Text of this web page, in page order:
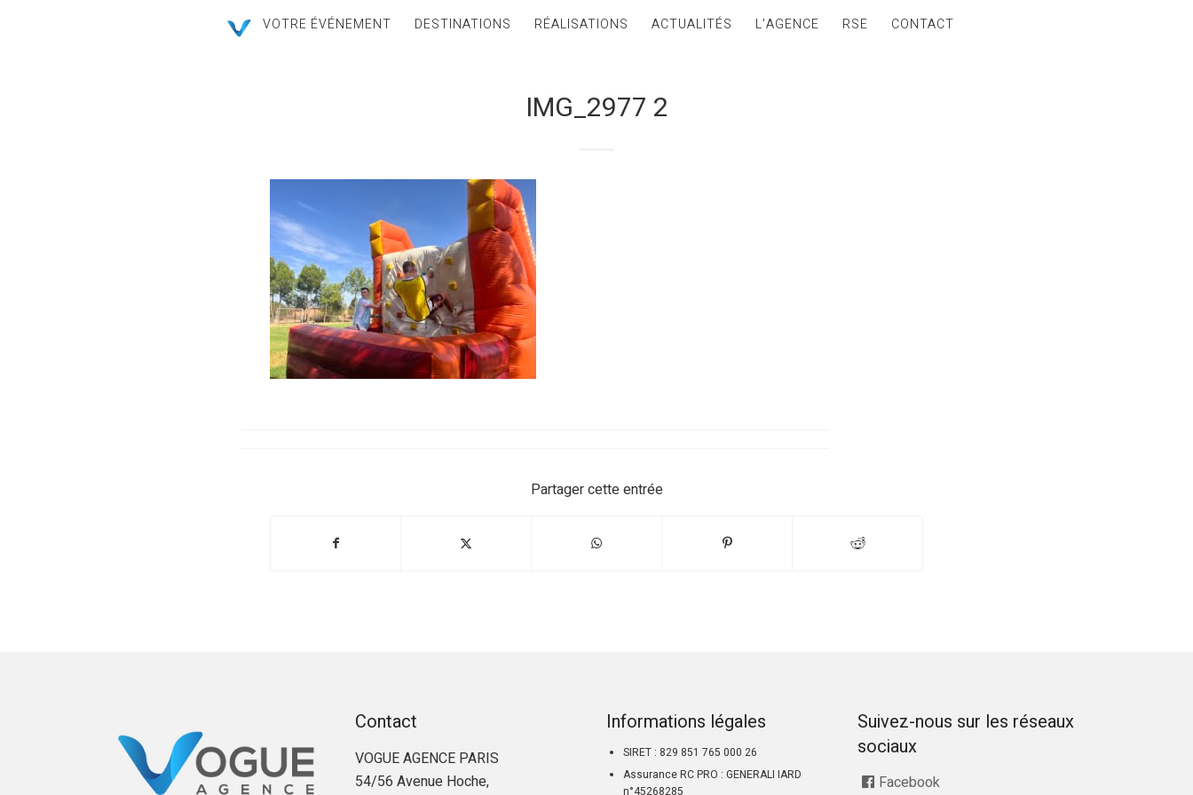
VOTRE ÉVÉNEMENT DESTINATIONS RÉALISATIONS ACTUALITÉS L’AGENCE RSE CONTACT
IMG_2977 2
Partager cette entrée
Contact
VOGUE AGENCE PARIS
54/56 Avenue Hoche,
Informations légales
SIRET : 829 851 765 000 26
Assurance RC PRO : GENERALI IARD
n°45268285
Suivez-nous sur les réseaux
sociaux
Facebook